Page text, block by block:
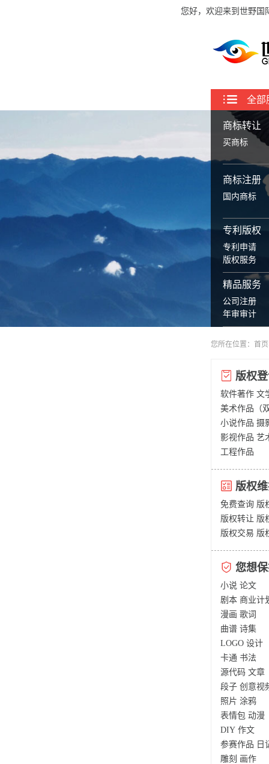
您好，欢迎来到世野国
全部
商标转让
买商标
商标注册
国内商标
专利版权
专利申请
版权服务
精品服务
公司注册
年审审计
您所在位置： 首页
版权
软件著作 文
美术作品（
小说作品 摄
影视作品 艺
工程作品
版权
免费查询 版
版权转让 版
版权交易 版
您想
小说 论文
剧本 商业计
漫画 歌词
曲谱 诗集
LOGO 设计
卡通 书法
源代码 文章
段子 创意视
照片 涂鸦
表情包 动漫
DIY 作文
参赛作品 日
雕刻 画作